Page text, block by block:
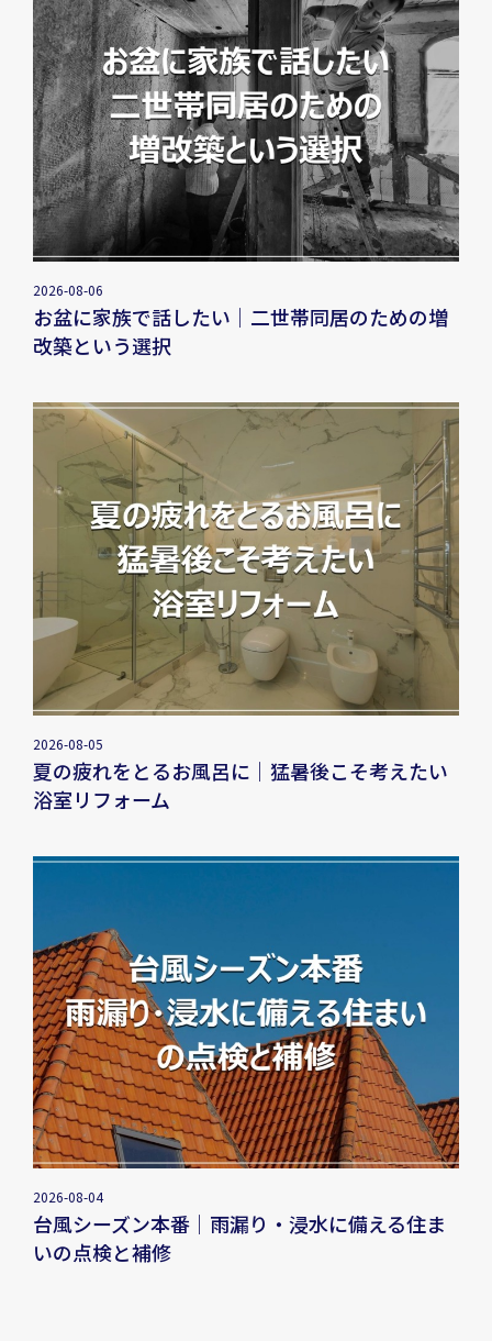
2026-08-06
お盆に家族で話したい｜二世帯同居のための増
改築という選択
2026-08-05
夏の疲れをとるお風呂に｜猛暑後こそ考えたい
浴室リフォーム
2026-08-04
台風シーズン本番｜雨漏り・浸水に備える住ま
いの点検と補修